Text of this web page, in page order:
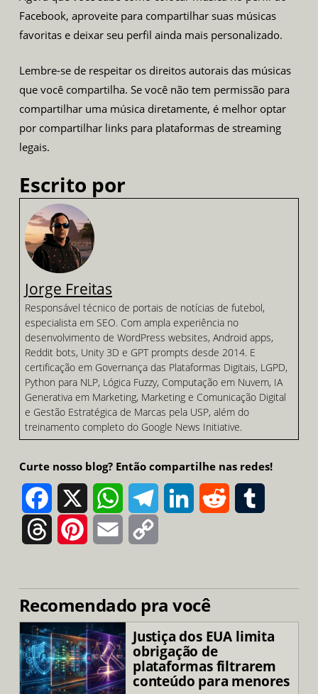
Facebook, aproveite para compartilhar suas músicas
favoritas e deixar seu perfil ainda mais personalizado.
Lembre-se de respeitar os direitos autorais das músicas
que você compartilha. Se você não tem permissão para
compartilhar uma música diretamente, é melhor optar
por compartilhar links para plataformas de streaming
legais.
Escrito por
Jorge Freitas
Responsável técnico de portais de notícias de futebol,
especialista em SEO. Com ampla experiência no
desenvolvimento de WordPress websites, Android apps,
Reddit bots, Unity 3D e GPT prompts desde 2014. E
certificação em Governança das Plataformas Digitais, LGPD,
Python para NLP, Lógica Fuzzy, Computação em Nuvem, IA
Generativa em Marketing, Marketing e Comunicação Digital
e Gestão Estratégica de Marcas pela USP, além do
treinamento completo do Google News Initiative.
Curte nosso blog? Então compartilhe nas redes!
Facebook
X WhatsAppTelegramLinkedInRedditTumblr
ThreadsPinterestEmail Copy
Recomendado pra você
Justiça dos EUA limita
obrigação de
plataformas filtrarem
conteúdo para menores